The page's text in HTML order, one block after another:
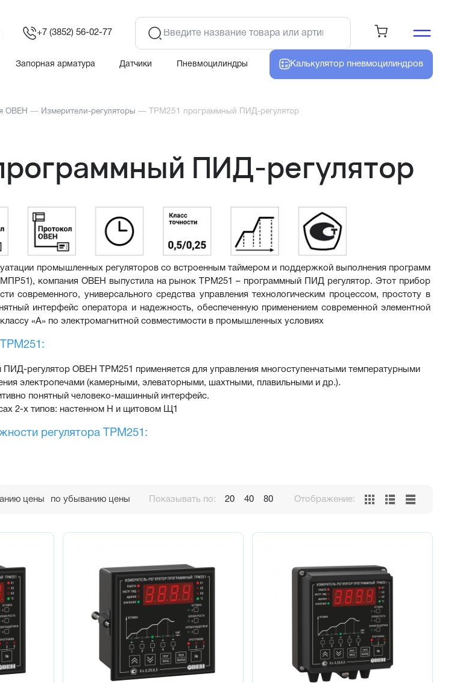
+7 (3852) 56-02-77
Запорная арматура Датчики Пневмоцилиндры Калькулятор пневмоцилиндров
ОВЕН — Измерители-регуляторы — ТРМ251 программный ПИД-регулятор
ПИД-регулятор
промышленных регуляторов со встроенным таймером и поддержкой выполнения программ
компания ОВЕН выпустила на рынок ТРМ251 – программный ПИД регулятор. Этот прибор
современного, универсального средства управления технологическим процессом, простоту в
интерфейс оператора и надежность, обеспеченную применением современной элементной
«А» по электромагнитной совместимости в промышленных условиях
ТРМ251:
регулятор ОВЕН ТРМ251 применяется для управления многоступенчатыми температурными
электропечами (камерными, элеваторными, шахтными, плавильными и др.).
понятный человеко-машинный интерфейс.
2-х типов: настенном Н и щитовом Щ1
регулятора ТРМ251:
и резервный)
регулирование – 3 программы технолога по 5 шагов
величины за заданные пределы (э/м реле)
датчика или обрыве контура регулирования LBA (э/м реле) или регистрация (4...20мА)
интерфейс
Modbus RTU/ASCII, ОВЕН)
с лицевой панели прибора
цены по убыванию цены Показывать по: 20 40 80 Отображение: